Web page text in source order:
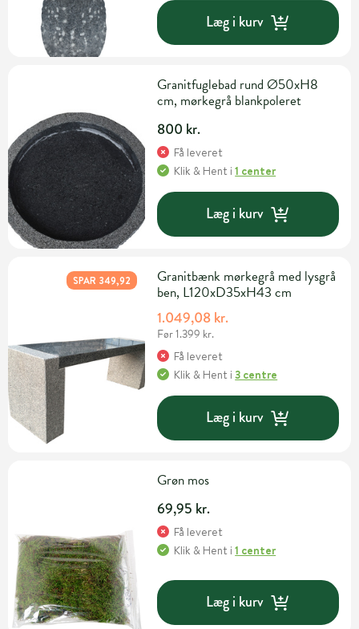
Læg i kurv
Granitfuglebad rund Ø50xH8
cm, mørkegrå blankpoleret
800 kr.
Få leveret
Klik & Hent i1 center
Læg i kurv
SPAR 349,92
Granitbænk mørkegrå med lysgrå
ben, L120xD35xH43 cm
1.049,08 kr.
Før 1.399 kr.
Få leveret
Klik & Hent i3 centre
Læg i kurv
Grøn mos
69,95 kr.
Få leveret
Klik & Hent i1 center
Læg i kurv